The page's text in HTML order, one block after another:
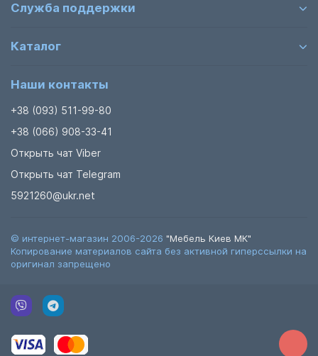
Служба поддержки
Каталог
Наши контакты
+38 (093) 511-99-80
+38 (066) 908-33-41
Открыть чат Viber
Открыть чат Telegram
5921260@ukr.net
© интернет-магазин 2006-2026 "Мебель Киев МК"
Копирование материалов сайта без активной гиперссылки на
оригинал запрещено